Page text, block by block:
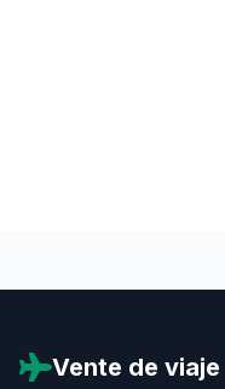
Vente de viaje